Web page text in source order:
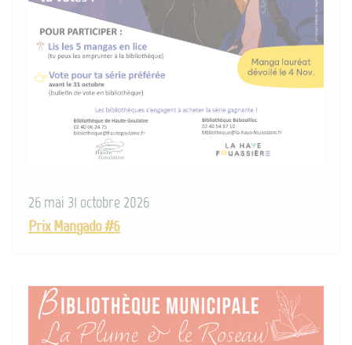
26 mai 31 octobre 2026
Prix Mangado #6